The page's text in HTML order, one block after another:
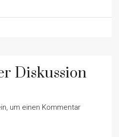
Diskussion
um einen Kommentar